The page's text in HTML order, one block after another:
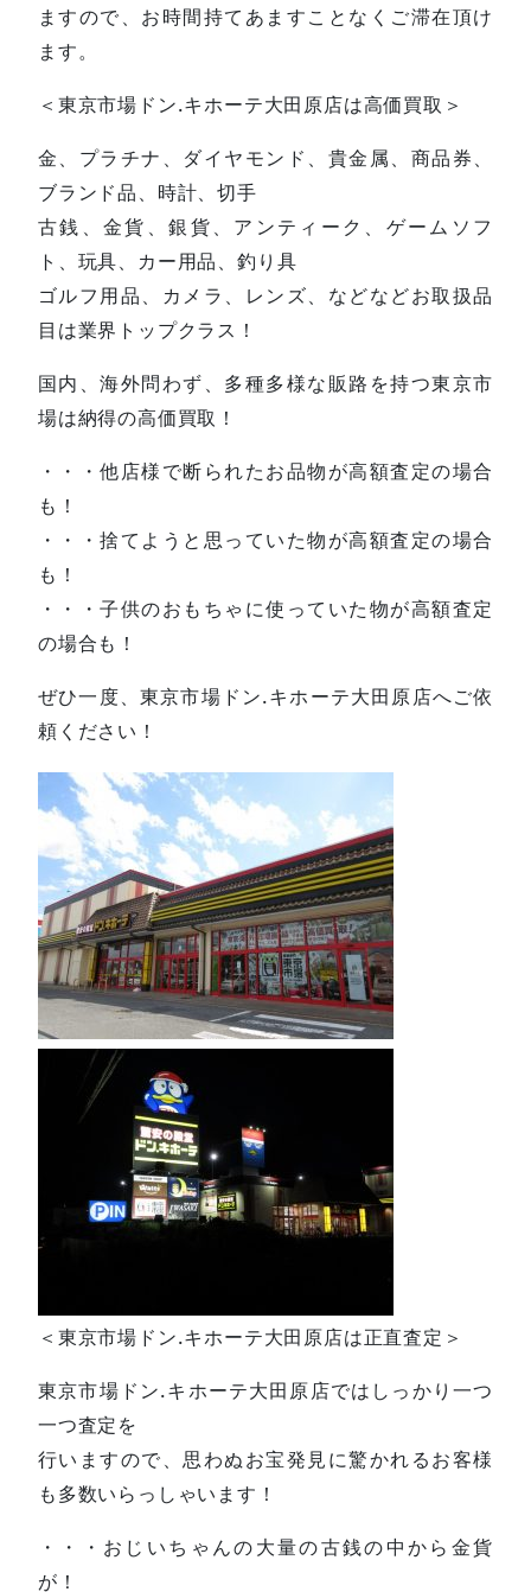
ますので、お時間持てあますことなくご滞在頂け
ます。
＜東京市場ドン.キホーテ大田原店は高価買取＞
金、プラチナ、ダイヤモンド、貴金属、商品券、
ブランド品、時計、切手
古銭、金貨、銀貨、アンティーク、ゲームソフ
ト、玩具、カー用品、釣り具
ゴルフ用品、カメラ、レンズ、などなどお取扱品
目は業界トップクラス！
国内、海外問わず、多種多様な販路を持つ東京市
場は納得の高価買取！
・・・他店様で断られたお品物が高額査定の場合
も！
・・・捨てようと思っていた物が高額査定の場合
も！
・・・子供のおもちゃに使っていた物が高額査定
の場合も！
ぜひ一度、東京市場ドン.キホーテ大田原店へご依
頼ください！
＜東京市場ドン.キホーテ大田原店は正直査定＞
東京市場ドン.キホーテ大田原店ではしっかり一つ
一つ査定を
行いますので、思わぬお宝発見に驚かれるお客様
も多数いらっしゃいます！
・・・おじいちゃんの大量の古銭の中から金貨
が！